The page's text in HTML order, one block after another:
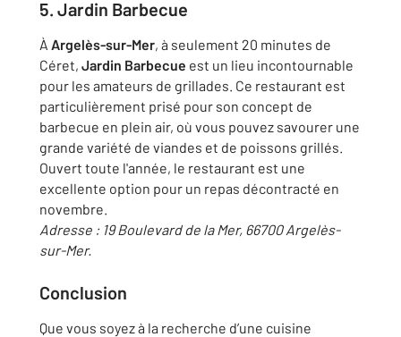
5. Jardin Barbecue
À Argelès-sur-Mer, à seulement 20 minutes de
Céret, Jardin Barbecue est un lieu incontournable
pour les amateurs de grillades. Ce restaurant est
particulièrement prisé pour son concept de
barbecue en plein air, où vous pouvez savourer une
grande variété de viandes et de poissons grillés.
Ouvert toute l'année, le restaurant est une
excellente option pour un repas décontracté en
novembre.
Adresse : 19 Boulevard de la Mer, 66700 Argelès-
sur-Mer.
Conclusion
Que vous soyez à la recherche d’une cuisine